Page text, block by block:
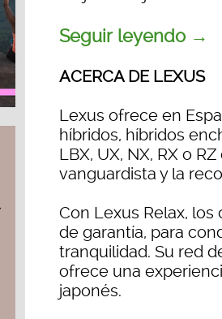
Seguir leyendo →
ACERCA DE LEXUS
Lexus ofrece en
híbridos, híbridos
LBX, UX, NX, RX o
vanguardista y la
Con Lexus Relax,
de garantía, para
tranquilidad. Su red
ofrece una
japonés.